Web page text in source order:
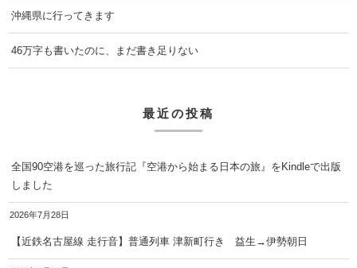
沖縄県に行ってきます
46万字も書いたのに、まだ書き足りない
最近の投稿
全国90空港を巡った旅行記『空港から始まる日本の旅』をKindleで出版
しました
2026年7月28日
【近鉄名古屋線 走行音】普通列車 津新町行き 益生→伊勢朝日